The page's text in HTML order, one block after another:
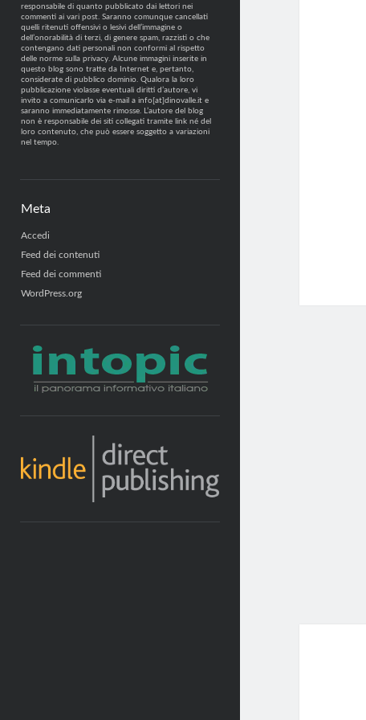
responsabile di quanto pubblicato dai lettori nei
commenti ai vari post. Saranno comunque cancellati
quelli ritenuti offensivi o lesivi dell’immagine o
dell’onorabilità di terzi, di genere spam, razzisti o che
contengano dati personali non conformi al rispetto
delle norme sulla privacy. Alcune immagini inserite in
questo blog sono tratte da Internet e, pertanto,
considerate di pubblico dominio. Qualora la loro
pubblicazione violasse eventuali diritti d’autore, vi
invito a comunicarlo via e-mail a info[at]dinovalle.it e
saranno immediatamente rimosse. L’autore del blog
non è responsabile dei siti collegati tramite link né del
loro contenuto, che può essere soggetto a variazioni
nel tempo.
Meta
Accedi
Feed dei contenuti
Feed dei commenti
WordPress.org